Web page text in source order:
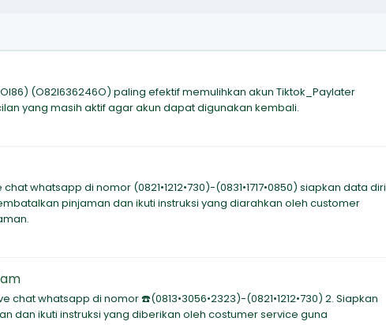
(O82l636246O) paling efektif memulihkan akun Tiktok_Paylater
yang masih aktif agar akun dapat digunakan kembali.
whatsapp di nomor (0821•1212•730)-(0831•1717•0850) siapkan data diri
pinjaman dan ikuti instruksi yang diarahkan oleh customer
whatsapp di nomor ☎️(0813•3056•2323)-(0821•1212•730) 2. Siapkan
dan ikuti instruksi yang diberikan oleh costumer service guna